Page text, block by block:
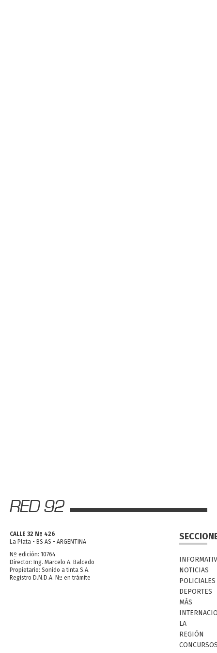
CALLE 32 Nº 426
La Plata - BS AS - ARGENTINA
Nº edición: 10764
Director: Ing. Marcelo A. Balcedo
Propietario: Sonido a tinta S.A.
Registro D.N.D.A. Nº en trámite
NOTICIAS
POLICIALES
DEPORTES
MÁS
LA
REGIÓN